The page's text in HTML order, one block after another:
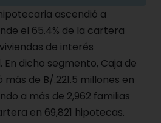
ascendió a
el 65.4% de la cartera
de interés
dicho segmento, Caja de
de B/.221.5 millones en
a más de 2,962 familias
en 69,821 hipotecas.